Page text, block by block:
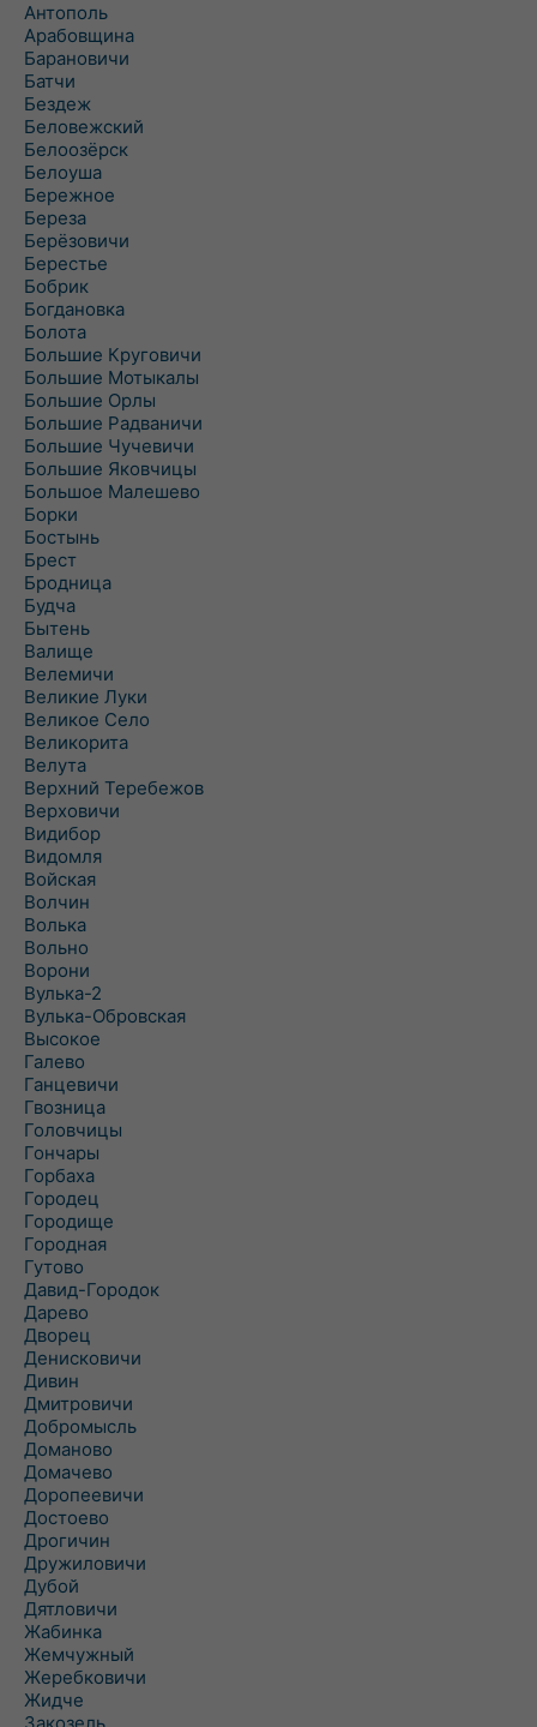
Антополь
Арабовщина
Барановичи
Батчи
Бездеж
Беловежский
Белоозёрск
Белоуша
Бережное
Береза
Берёзовичи
Берестье
Бобрик
Богдановка
Болота
Большие Круговичи
Большие Мотыкалы
Большие Орлы
Большие Радваничи
Большие Чучевичи
Большие Яковчицы
Большое Малешево
Борки
Бостынь
Брест
Бродница
Будча
Бытень
Валище
Велемичи
Великие Луки
Великое Село
Великорита
Велута
Верхний Теребежов
Верховичи
Видибор
Видомля
Войская
Волчин
Волька
Вольно
Ворони
Вулька-2
Вулька-Обровская
Высокое
Галево
Ганцевичи
Гвозница
Головчицы
Гончары
Горбаха
Городец
Городище
Городная
Гутово
Давид-Городок
Дарево
Дворец
Денисковичи
Дивин
Дмитровичи
Добромысль
Доманово
Домачево
Доропеевичи
Достоево
Дрогичин
Дружиловичи
Дубой
Дятловичи
Жабинка
Жемчужный
Жеребковичи
Жидче